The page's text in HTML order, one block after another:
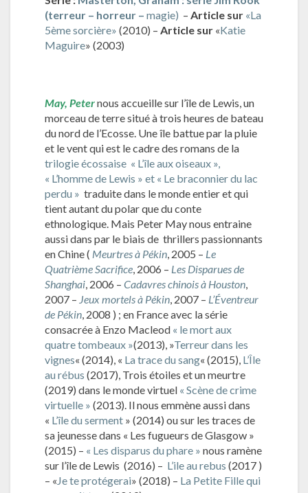
(terreur – horreur – magie) – Article sur «La
5ème sorcière» (2010) – Article sur «Katie
Maguire» (2003)
May, Peternous accueille sur l’île de Lewis, un
morceau de terre situé à trois heures de bateau
du nord de l’Ecosse. Une île battue par la pluie
et le vent qui est le cadre des romans de la
trilogie écossaise « L’île aux oiseaux »,
« L’homme de Lewis » et « Le braconnier du lac
perdu » traduite dans le monde entier et qui
tient autant du polar que du conte
ethnologique. Mais Peter May nous entraine
aussi dans par le biais de thrillers passionnants
en Chine ( Meurtres à Pékin , 2005 – Le
Quatrième Sacrifice , 2006 – Les Disparues de
Shanghai , 2006 – Cadavres chinois à Houston
2007 – Jeux mortels à Pékin , 2007 – L’Éventreur
de Pékin , 2008 ) ; en France avec la série
consacrée à Enzo Macleod « le mort aux
quatre tombeaux »(2013), »Terreur dans les
vignes« (2014), « La trace du sang« (2015), L’Île
au rébus (2017), Trois étoiles et un meurtre
(2019) dans le monde virtuel « Scène de crime
virtuelle » (2013). Il nous emmène aussi dans
« L’île du serment » (2014) ou sur les traces de
sa jeunesse dans « Les fugueurs de Glasgow »
(2015) – « Les disparus du phare » nous ramène
sur l’île de Lewis (2016) – L’ile au rebus (2017 )
– « Je te protégerai» (2018) – La Petite Fille qui